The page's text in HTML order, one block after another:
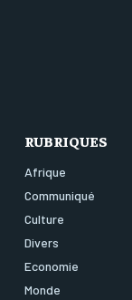
RUBRIQUES
Afrique
Communiqué
Culture
Divers
Economie
Monde